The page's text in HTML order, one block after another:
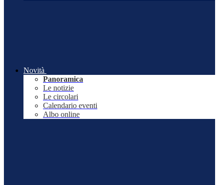
Novità
Panoramica
Le notizie
Le circolari
Calendario eventi
Albo online